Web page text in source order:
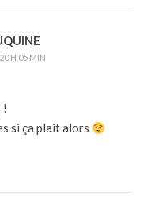
H 05 MIN
!
si ça plait alors